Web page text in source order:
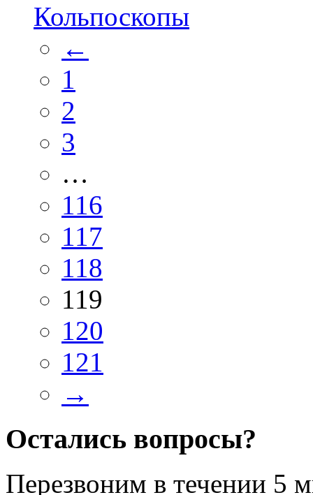
Кольпоскопы
←
1
2
3
…
116
117
118
119
120
121
→
Остались вопросы?
Перезвоним в течении 5